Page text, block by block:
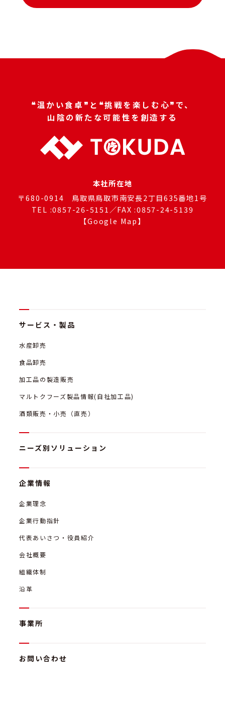
❝温かい食卓❞と❝挑戦を楽しむ心❞で、
山陰の新たな可能性を創造する
本社所在地
〒680-0914 鳥取県鳥取市南安長2丁目635番地1号
TEL :0857-26-5151／FAX :0857-24-5139
【Google Map】
サービス・製品
水産卸売
食品卸売
加工品の製造販売
マルトクフーズ製品情報(自社加工品)
酒類販売・小売（直売）
ニーズ別ソリューション
企業情報
企業理念
企業行動指針
代表あいさつ・役員紹介
会社概要
組織体制
沿革
事業所
お問い合わせ